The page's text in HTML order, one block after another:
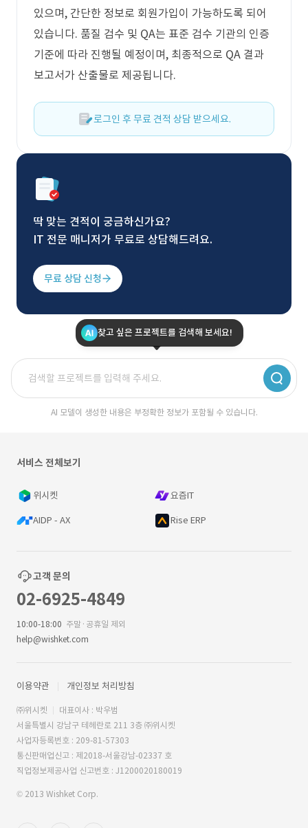
있으며, 간단한 정보로 회원가입이 가능하도록 되어
있습니다. 품질 검수 및 QA는 표준 검수 기관의 인증
기준에 따라 진행될 예정이며, 최종적으로 QA 결과
보고서가 산출물로 제공됩니다.
로그인 후 무료 견적 상담 받으세요.
딱 맞는 견적이 궁금하신가요?
IT 전문 매니저가 무료로 상담해드려요.
무료 상담 신청
찾고 싶은 프로젝트를 검색해 보세요!
AI 모델이 생성한 내용은 부정확한 정보가 포함될 수 있습니다.
서비스 전체보기
위시켓 요즘IT
AIDP - AX Rise ERP
고객 문의
02-6925-4849
10:00-18:00 주말·공휴일 제외
help@wishket.com
이용약관 개인정보 처리방침
㈜위시켓
대표이사 : 박우범
서울특별시 강남구 테헤란로 211 3층 ㈜위시켓
사업자등록번호 : 209-81-57303
통신판매업신고 : 제2018-서울강남-02337 호
직업정보제공사업 신고번호 : J1200020180019
© 2013 Wishket Corp.